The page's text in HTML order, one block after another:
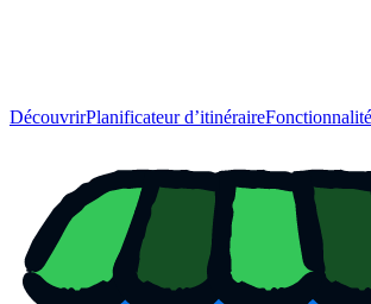
DécouvrirPlanificateur d’itinéraire